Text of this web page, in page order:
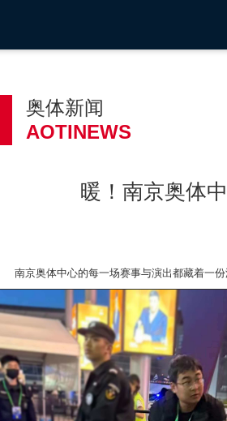
奥体新闻
AOTINEWS
暖！南京奥体
南京奥体中心的每一场赛事与演出都藏着一份